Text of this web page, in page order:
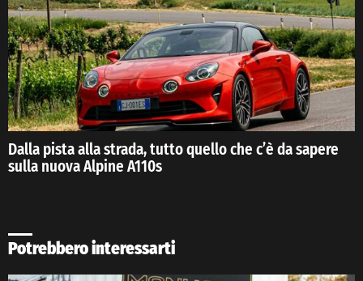
Dalla pista alla strada, tutto quello che c’è da sapere
sulla nuova Alpine A110s
Potrebbero interessarti